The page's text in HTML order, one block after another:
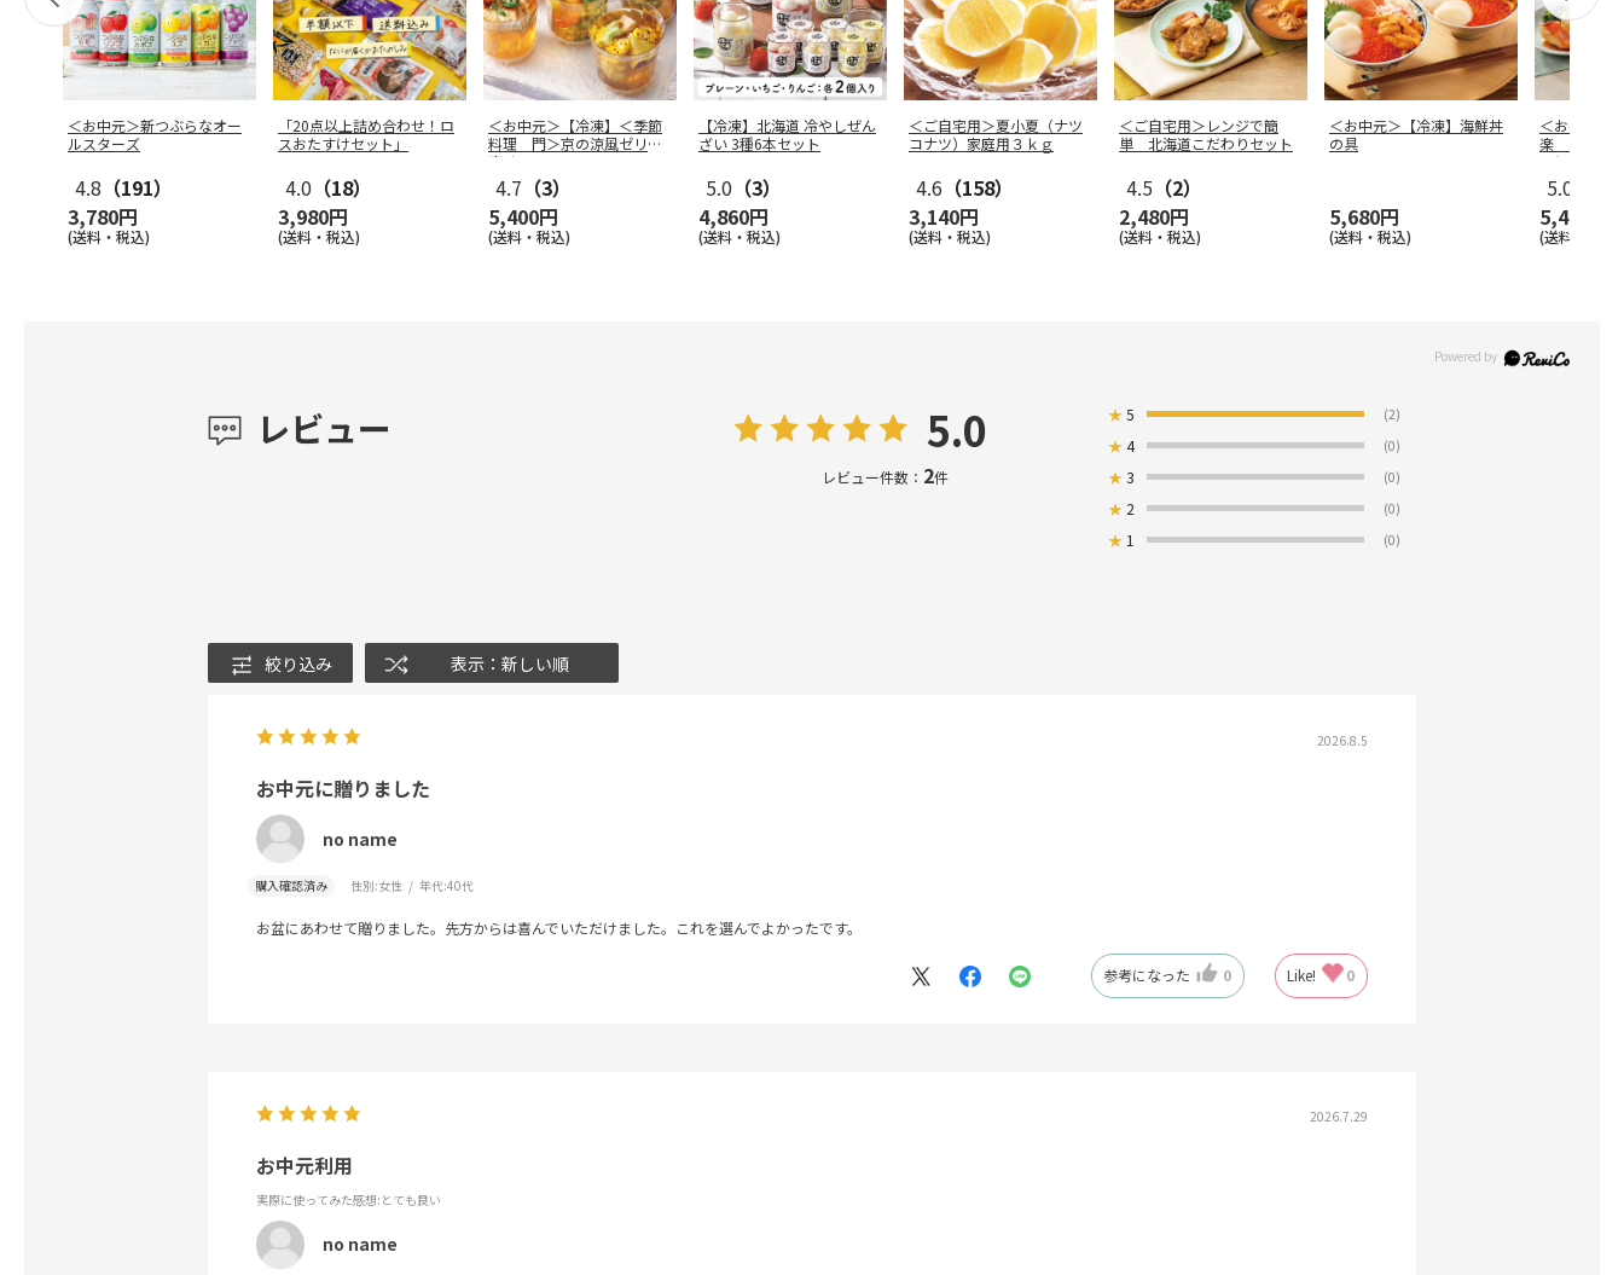
＜お中元＞新つぶらなオー
ルスターズ
4.8 （191）
3,780円
(送料・税込)
「20点以上詰め合わせ！ロ
スおたすけセット」
4.0 （18）
3,980円
(送料・税込)
＜お中元＞【冷凍】＜季節
料理 門＞京の涼風ゼリー
寄せ
4.7 （3）
5,400円
(送料・税込)
【冷凍】北海道 冷やしぜん
ざい 3種6本セット
5.0 （3）
4,860円
(送料・税込)
＜ご自宅用＞夏小夏（ナツ
コナツ）家庭用３ｋｇ
4.6 （158）
3,140円
(送料・税込)
＜ご自宅用＞レンジで簡
単 北海道こだわりセット
4.5 （2）
2,480円
(送料・税込)
＜お中元＞【冷凍】海鮮丼
の具
5,680円
(送料・税込)
＜お中元＞
楽 富惣＞
骨とり煮魚
5.0
5,400円
(送料・税込)
レビュー 5.0
レビュー件数： 2件
★5 (2)
★4 (0)
★3 (0)
★ 2 (0)
★ 1 (0)
絞り込み 表示：新しい順
2026.8.5
お中元に贈りました
no name
購入確認済み 性別:女性 年代:40代
お盆にあわせて贈りました。先方からは喜んでいただけました。これを選んでよかったです。
参考になった 0 Like! 0
2026.7.29
お中元利用
実際に使ってみた感想:とても良い
no name